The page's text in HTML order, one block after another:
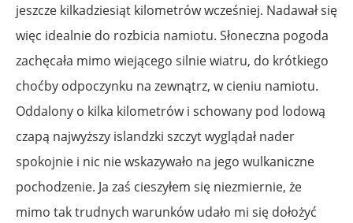
jeszcze kilkadziesiąt kilometrów wcześniej. Nadawał się
więc idealnie do rozbicia namiotu. Słoneczna pogoda
zachęcała mimo wiejącego silnie wiatru, do krótkiego
choćby odpoczynku na zewnątrz, w cieniu namiotu.
Oddalony o kilka kilometrów i schowany pod lodową
czapą najwyższy islandzki szczyt wyglądał nader
spokojnie i nic nie wskazywało na jego wulkaniczne
pochodzenie. Ja zaś cieszyłem się niezmiernie, że
mimo tak trudnych warunków udało mi się dołożyć